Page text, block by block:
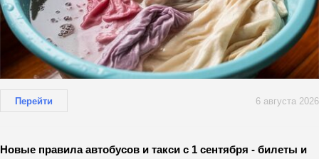
Перейти 6 августа 2026
Новые правила автобусов и такси с 1 сентября - билеты и